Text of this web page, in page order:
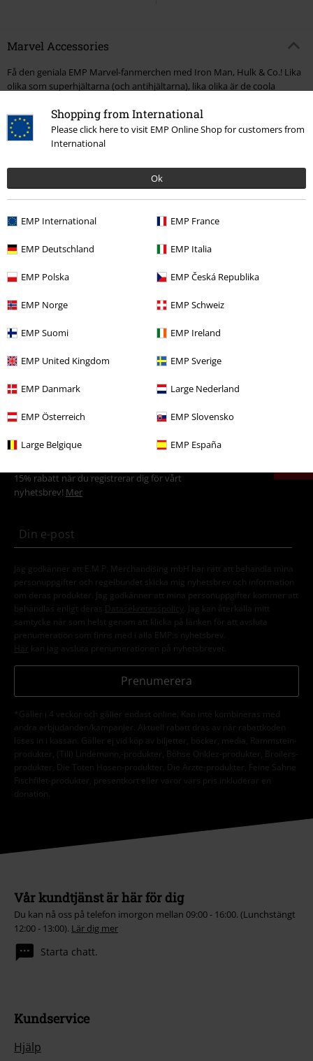
Shopping from International
Please click here to visit EMP Online Shop for customers from
International
Ok
EMP International EMP France
EMP Deutschland EMP Italia
EMP Polska EMP Česká Republika
EMP Norge EMP Schweiz
EMP Suomi EMP Ireland
EMP United Kingdom EMP Sverige
EMP Danmark Large Nederland
EMP Österreich EMP Slovensko
Large Belgique EMP España
Marvel Accessories
Få den geniala EMP Marvel-fanmerchen med Iron Man, Hulk & Co.! Lika
olika som superhjältarna (och antihjältarna), lika olika är de coola
andra tillfällen. Marvel-accessoarer förbättrar din outfit och signalerar till
världen vilken besättning ditt hjärta slår för. Upptäck de högkvalitativa
Marvel-ryggsäckarna, till exempel Iron Man-ryggsäcken med
huvudena på dina favorithjältar kan perfekt fästas på Marvel-tillbehören
och ger ett riktigt blickfång. Letar du efter en nyckelring som perfekt
förkroppsligar din kärlek till fansen? Vad kan vara bättre än Thanos Fist
kommer att inspirera dig.
Marvel-mössor och kepsar för Avengers-fans
De snygga Avengers-kepsarna kommer med ett fashionabelt Avengers-
emblem och kontrasterande element. Kepsar med Captain America-
emblem på framsidan och en något sliten look uppnår också sin effekt
och får dig att se heroisk ut. Naturligtvis inkluderar Marvel-tillbehören
också de fashionabla Avengers-stiften. Oavsett om det är i stil med
Captain Americas Vibranium-sköld eller de färgglada Infinity Stones och
Thanos knytnäve - Marvel-hypen går ingen förbi. Även de allra minsta
kommer att hitta fanmerchandise i miniformat med Marvel Baby och
Children's Merch.
Ta också en titt på våra produkter för Sagan om ringen-fansen.
15% rabatt när du registrerar dig för vårt
nyhetsbrev! Mer
Jag godkänner att E.M.P. Merchandising mbH har rätt att behandla mina
personuppgifter och regelbundet skicka mig nyhetsbrev och information
om deras produkter. Jag godkänner att mina personuppgifter kommer att
behandlas enligt deras
Datasekretesspolicy
. Jag kan återkalla mitt
samtycke när som helst genom att klicka på länken för att avsluta
prenumeration som finns med i alla EMP:s nyhetsbrev.
Här kan jag avsluta prenumerationen på nyhetsbrevet.
Prenumerera
*Gäller i 4 veckor och gäller endast online. Kan inte kombineras med
andra erbjudanden/kampanjer. Aktuell rabatt dras av när rabattkoden
löses in i kassan. Gäller ej vid köp av biljetter, böcker, media, Rammstein-
produkter, (Till) Lindemann,-produkter, Böhse Onklez-produkter, Broilers-
produkter, Die Toten Hosen-produkter, Die Ärzte-produkter, Feine Sahne
Fischfilet-produkter, presentkort eller varor vars pris inkluderar en
donation.
Vår kundtjänst är här för dig
Du kan nå oss på telefon imorgon mellan 09:00 - 16:00. (Lunchstängt
12:00 - 13:00). Lär dig mer
Starta chatt.
Kundservice
Hjälp